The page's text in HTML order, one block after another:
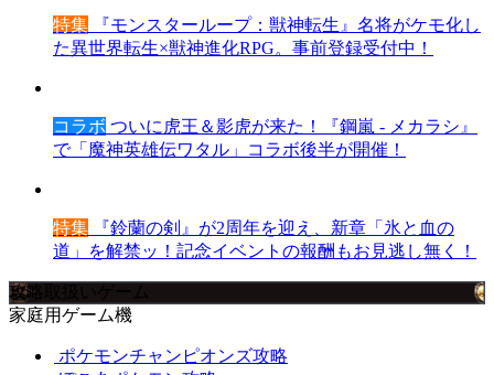
特集 『モンスターループ：獣神転生』名将がケモ化し
た異世界転生×獣神進化RPG。事前登録受付中！
コラボ ついに虎王＆影虎が来た！『鋼嵐 - メカラシ』
で「魔神英雄伝ワタル」コラボ後半が開催！
特集 『鈴蘭の剣』が2周年を迎え、新章「氷と血の
道」を解禁ッ！記念イベントの報酬もお見逃し無く！
攻略取扱いゲーム
家庭用ゲーム機
ポケモンチャンピオンズ攻略